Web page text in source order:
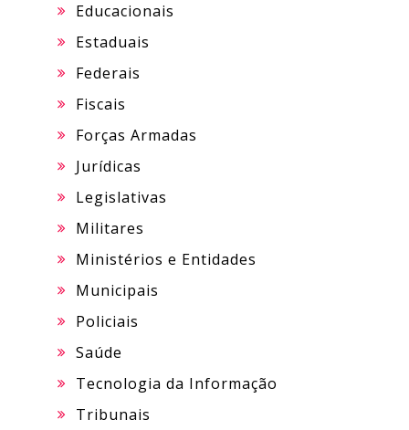
Educacionais
Estaduais
Federais
Fiscais
Forças Armadas
Jurídicas
Legislativas
Militares
Ministérios e Entidades
Municipais
Policiais
Saúde
Tecnologia da Informação
Tribunais